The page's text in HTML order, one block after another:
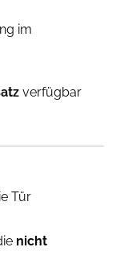
im
verfügbar
Tür
nicht